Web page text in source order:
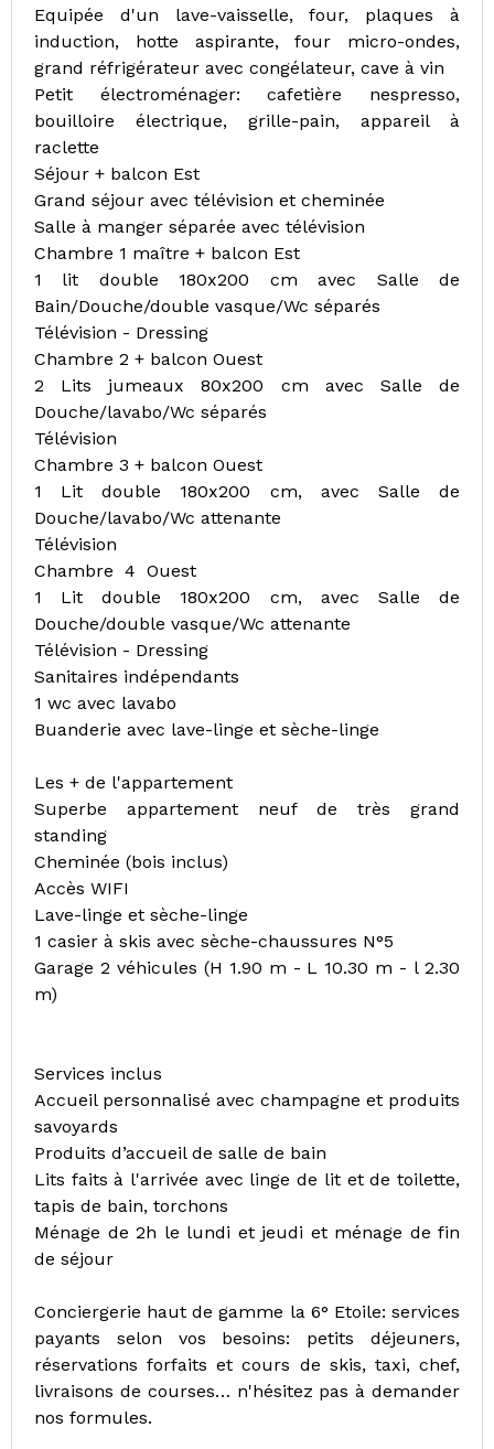
Equipée d'un lave-vaisselle, four, plaques à
induction, hotte aspirante, four micro-ondes,
grand réfrigérateur avec congélateur, cave à vin
Petit électroménager: cafetière nespresso,
bouilloire électrique, grille-pain, appareil à
raclette
Séjour + balcon Est
Grand séjour avec télévision et cheminée
Salle à manger séparée avec télévision
Chambre 1 maître + balcon Est
1 lit double 180x200 cm avec Salle de
Bain/Douche/double vasque/Wc séparés
Télévision - Dressing
Chambre 2 + balcon Ouest
2 Lits jumeaux 80x200 cm avec Salle de
Douche/lavabo/Wc séparés
Télévision
Chambre 3 + balcon Ouest
1 Lit double 180x200 cm, avec Salle de
Douche/lavabo/Wc attenante
Télévision
Chambre 4 Ouest
1 Lit double 180x200 cm, avec Salle de
Douche/double vasque/Wc attenante
Télévision - Dressing
Sanitaires indépendants
1 wc avec lavabo
Buanderie avec lave-linge et sèche-linge
Les + de l'appartement
Superbe appartement neuf de très grand
standing
Cheminée (bois inclus)
Accès WIFI
Lave-linge et sèche-linge
1 casier à skis avec sèche-chaussures N°5
Garage 2 véhicules (H 1.90 m - L 10.30 m - l 2.30
m)
Services inclus
Accueil personnalisé avec champagne et produits
savoyards
Produits d’accueil de salle de bain
Lits faits à l'arrivée avec linge de lit et de toilette,
tapis de bain, torchons
Ménage de 2h le lundi et jeudi et ménage de fin
de séjour
Conciergerie haut de gamme la 6° Etoile: services
payants selon vos besoins: petits déjeuners,
réservations forfaits et cours de skis, taxi, chef,
livraisons de courses… n'hésitez pas à demander
nos formules.